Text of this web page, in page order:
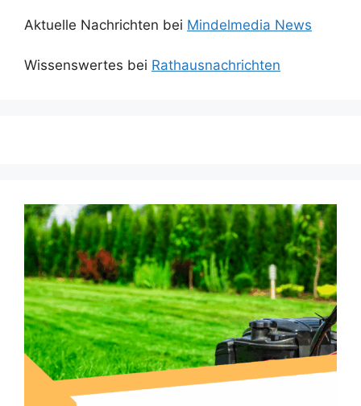
Aktuelle Nachrichten bei Mindelmedia News
Wissenswertes bei Rathausnachrichten